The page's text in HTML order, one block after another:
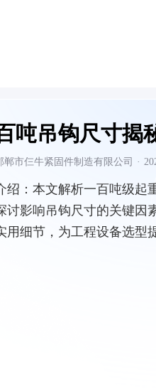
吨吊钩尺寸揭
郸市仨牛紧固件制造有限公司 ·
绍： 本文解析一百吨级起
讨影响吊钩尺寸的关键因
用细节，为工程设备选型